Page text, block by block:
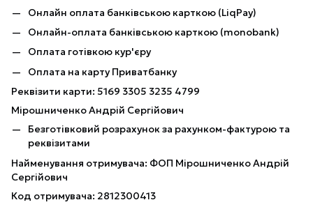
Онлайн оплата банківською карткою (LiqPay)
Онлайн-оплата банківською карткою (monobank)
Оплата готівкою кур'єру
Оплата на карту Приватбанку
Реквізити карти: 5169 3305 3235 4799
Мірошниченко Андрій Сергійович
Безготівковий розрахунок за рахунком-фактурою та
реквізитами
Найменування отримувача: ФОП Мірошниченко Андрій
Сергійович
Код отримувача: 2812300413